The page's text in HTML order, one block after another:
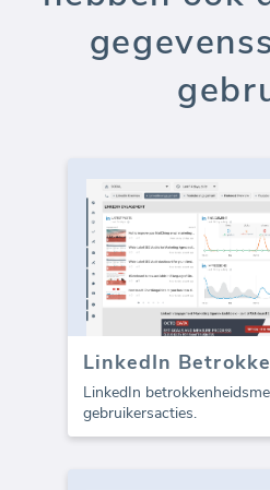
LinkedIn
LinkedIn
gebruikersacties.